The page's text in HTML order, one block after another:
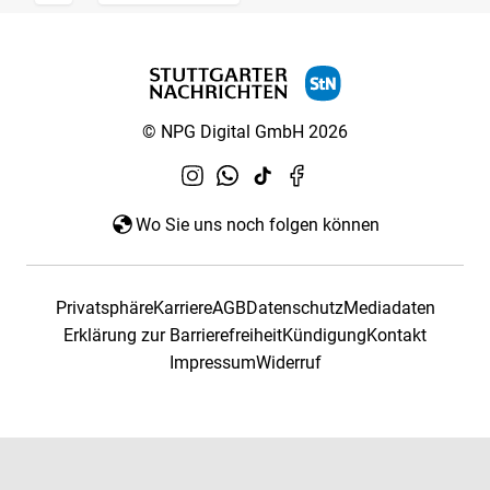
© NPG Digital GmbH 2026
Wo Sie uns noch folgen können
PrivatsphäreKarriereAGBDatenschutzMediadaten
Erklärung zur BarrierefreiheitKündigungKontakt
ImpressumWiderruf